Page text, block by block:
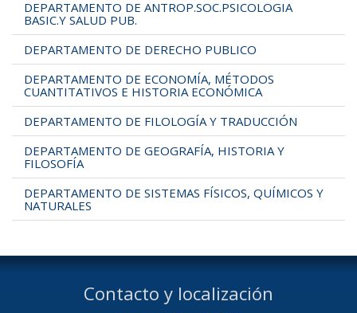
DEPARTAMENTO DE ANTROP.SOC.PSICOLOGIA
BASIC.Y SALUD PUB.
DEPARTAMENTO DE DERECHO PUBLICO
DEPARTAMENTO DE ECONOMÍA, MÉTODOS
CUANTITATIVOS E HISTORIA ECONÓMICA
DEPARTAMENTO DE FILOLOGÍA Y TRADUCCIÓN
DEPARTAMENTO DE GEOGRAFÍA, HISTORIA Y
FILOSOFÍA
DEPARTAMENTO DE SISTEMAS FÍSICOS, QUÍMICOS Y
NATURALES
Contacto y localización